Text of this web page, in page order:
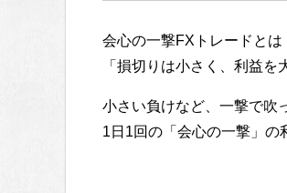
会心の一撃FXトレードとは
「損切りは小さく、利益を
小さい負けなど、一撃で吹
1日1回の「会心の一撃」の